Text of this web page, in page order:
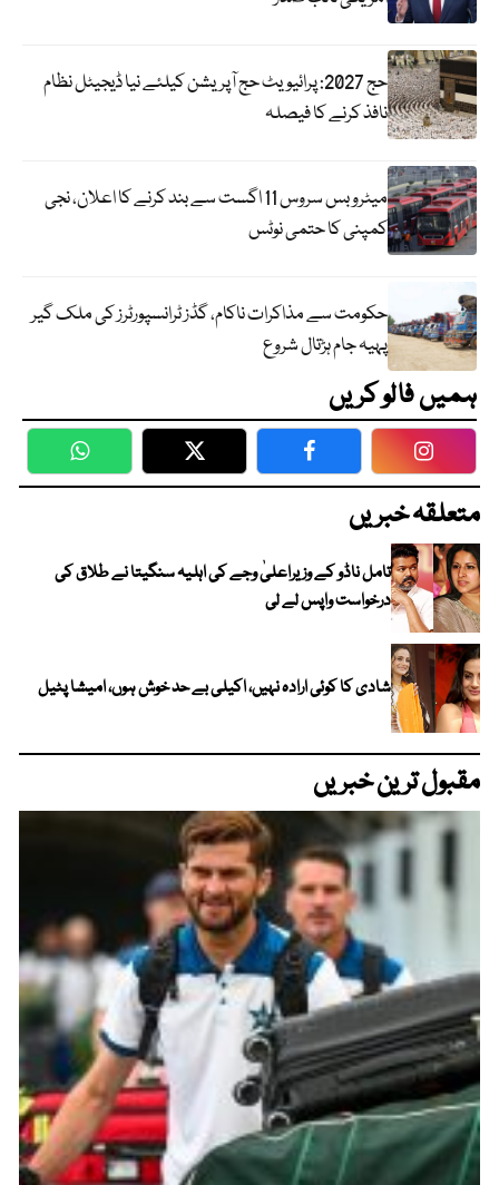
حج 2027: پرائیویٹ حج آپریشن کیلئے نیا ڈیجیٹل نظام
نافذ کرنے کا فیصلہ
میٹرو بس سروس 11 اگست سے بند کرنے کا اعلان، نجی
کمپنی کا حتمی نوٹس
حکومت سے مذاکرات ناکام، گڈز ٹرانسپورٹرز کی ملک گیر
پہیہ جام ہڑتال شروع
ہمیں فالو کریں
WhatsApp Twitter Facebook
متعلقہ خبریں
تامل ناڈو کے وزیراعلیٰ وجے کی اہلیہ سنگیتا نے طلاق کی
درخواست واپس لے لی
شادی کا کوئی ارادہ نہیں، اکیلی بے حد خوش ہوں، امیشا پٹیل
مقبول ترین خبریں